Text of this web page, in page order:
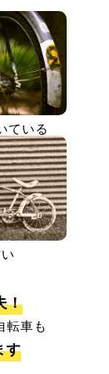
ている
！
転車も
す